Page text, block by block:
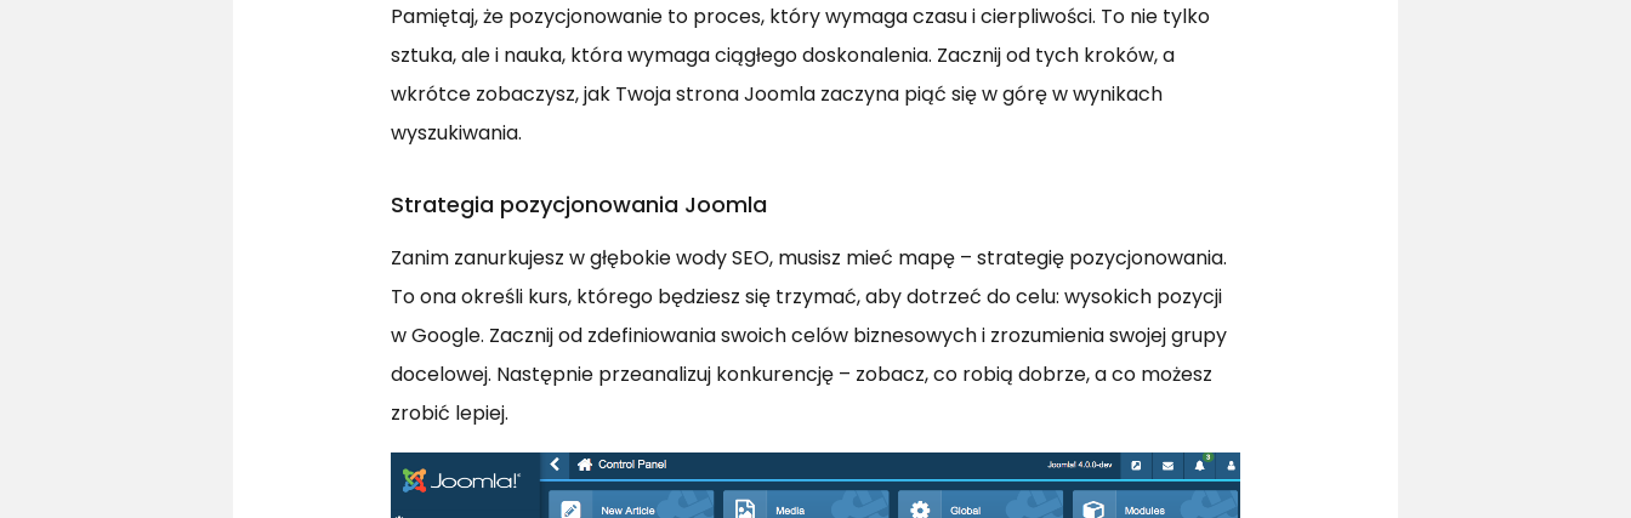
Pamiętaj, że pozycjonowanie to proces, który wymaga czasu i cierpliwości. To nie tylko
sztuka, ale i nauka, która wymaga ciągłego doskonalenia. Zacznij od tych kroków, a
wkrótce zobaczysz, jak Twoja strona Joomla zaczyna piąć się w górę w wynikach
wyszukiwania.
Strategia pozycjonowania Joomla
Zanim zanurkujesz w głębokie wody SEO, musisz mieć mapę – strategię pozycjonowania.
To ona określi kurs, którego będziesz się trzymać, aby dotrzeć do celu: wysokich pozycji
w Google. Zacznij od zdefiniowania swoich celów biznesowych i zrozumienia swojej grupy
docelowej. Następnie przeanalizuj konkurencję – zobacz, co robią dobrze, a co możesz
zrobić lepiej.